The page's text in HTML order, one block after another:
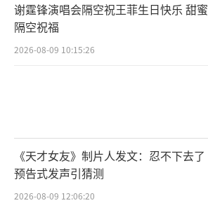
谢霆锋演唱会隔空祝王菲生日快乐 甜蜜
隔空祝福
2026-08-09 10:15:26
《天才女友》制片人发文：忍不下去了
预告式发声引猜测
2026-08-09 12:06:20